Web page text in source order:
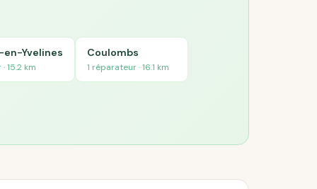
en-Yvelines
15.2 km
Coulombs
1 réparateur · 16.1 km